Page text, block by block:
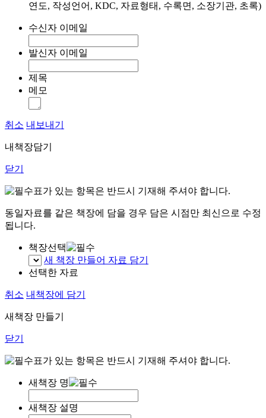
연도, 작성언어, KDC, 자료형태, 수록면, 소장기관, 초록)
수신자 이메일
발신자 이메일
제목
메모
취소 내보내기
내책장담기
닫기
표가 있는 항목은 반드시 기재해 주셔야 합니다.
동일자료를 같은 책장에 담을 경우 담은 시점만 최신으로 수정
됩니다.
책장선택
새 책장 만들어 자료 담기
선택한 자료
취소 내책장에 담기
새책장 만들기
닫기
표가 있는 항목은 반드시 기재해 주셔야 합니다.
새책장 명
새책장 설명